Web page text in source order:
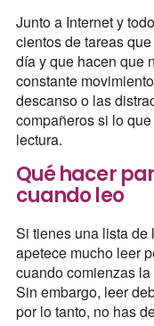
Junto a Internet y
cientos de tareas
día y que hacen que
constante
descanso o las
compañeros si lo
lectura.
Qué hacer
cuando leo
Si tienes una lista de
apetece mucho leer
cuando comienzas
Sin embargo, leer
por lo tanto, no has